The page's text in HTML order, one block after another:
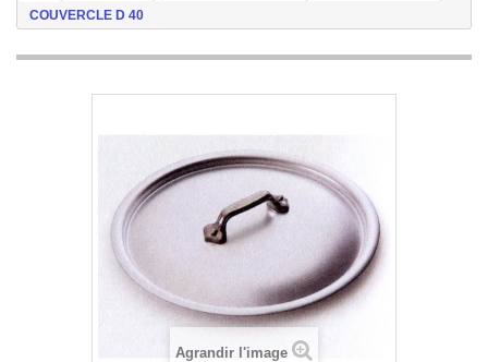
COUVERCLE D 40
Agrandir l'image